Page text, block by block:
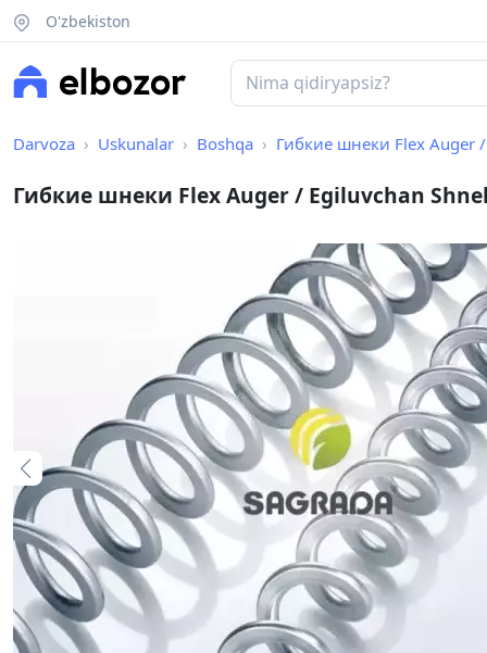
O'zbekiston
Darvoza Uskunalar Boshqa Гибкие шнеки Flex Auger
Гибкие шнеки Flex Auger / Egiluvchan